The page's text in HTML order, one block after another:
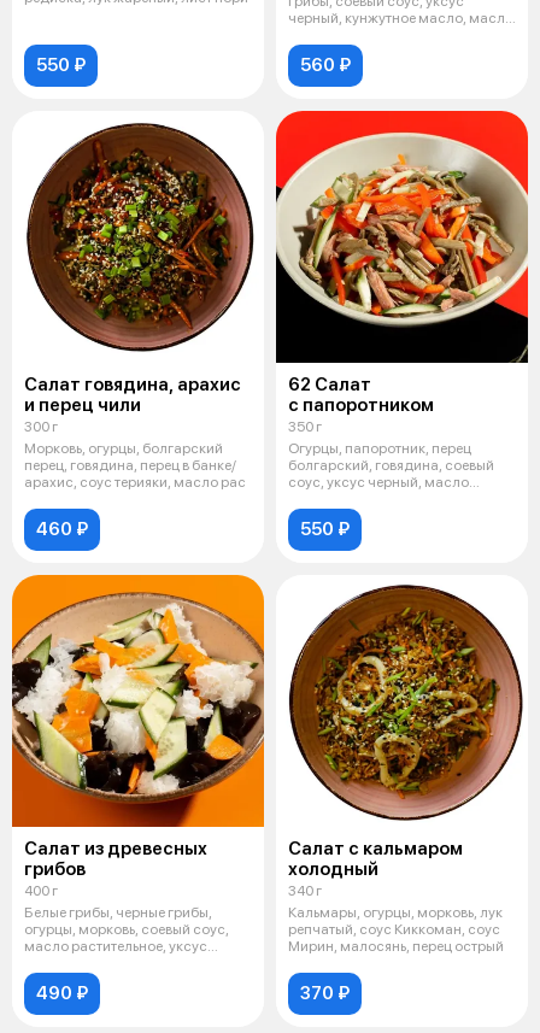
550 ₽
черный, кунжутное масло, масло
560 ₽
Салат говядина, арахис
и перец чили
300 г
Морковь, огурцы, болгарский
перец, говядина, перец в банке/
арахис, соус терияки, масло рас
460 ₽
62 Салат
с папоротником
350 г
Огурцы, папоротник, перец
болгарский, говядина, соевый
соус, уксус черный, масло
550 ₽
Салат из древесных
грибов
400 г
Белые грибы, черные грибы,
огурцы, морковь, соевый соус,
масло растительное, уксус
490 ₽
Салат с кальмаром
холодный
340 г
Кальмары, огурцы, морковь, лук
репчатый, соус Киккоман, соус
Мирин, малосянь, перец острый
370 ₽